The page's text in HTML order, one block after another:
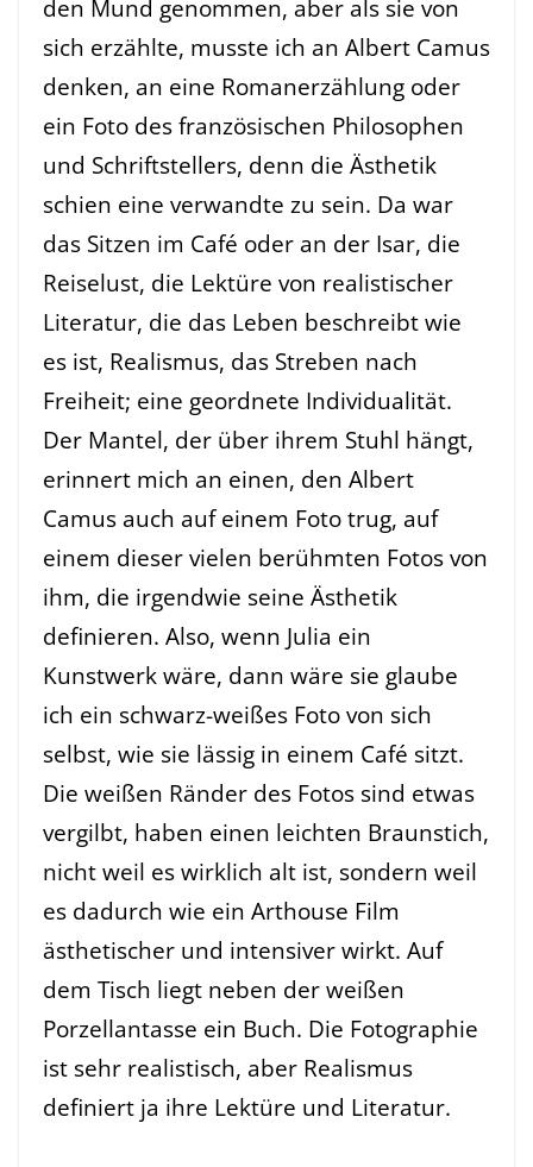
den Mund genommen, aber als sie von
sich erzählte, musste ich an Albert Camus
denken, an eine Romanerzählung oder
ein Foto des französischen Philosophen
und Schriftstellers, denn die Ästhetik
schien eine verwandte zu sein. Da war
das Sitzen im Café oder an der Isar, die
Reiselust, die Lektüre von realistischer
Literatur, die das Leben beschreibt wie
es ist, Realismus, das Streben nach
Freiheit; eine geordnete Individualität.
Der Mantel, der über ihrem Stuhl hängt,
erinnert mich an einen, den Albert
Camus auch auf einem Foto trug, auf
einem dieser vielen berühmten Fotos von
ihm, die irgendwie seine Ästhetik
definieren. Also, wenn Julia ein
Kunstwerk wäre, dann wäre sie glaube
ich ein schwarz-weißes Foto von sich
selbst, wie sie lässig in einem Café sitzt.
Die weißen Ränder des Fotos sind etwas
vergilbt, haben einen leichten Braunstich,
nicht weil es wirklich alt ist, sondern weil
es dadurch wie ein Arthouse Film
ästhetischer und intensiver wirkt. Auf
dem Tisch liegt neben der weißen
Porzellantasse ein Buch. Die Fotographie
ist sehr realistisch, aber Realismus
definiert ja ihre Lektüre und Literatur.